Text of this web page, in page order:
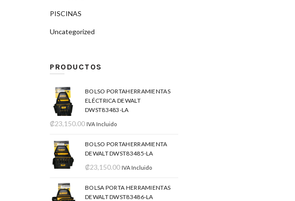
PISCINAS
Uncategorized
PRODUCTOS
BOLSO PORTAHERRAMIENTAS
ELÉCTRICA DEWALT
DWST83483-LA
₡23,150.00 IVA Incluido
BOLSO PORTAHERRAMIENTA
DEWALT DWST83485-LA
₡23,150.00 IVA Incluido
BOLSA PORTA HERRAMIENTAS
DEWALT DWST83486-LA